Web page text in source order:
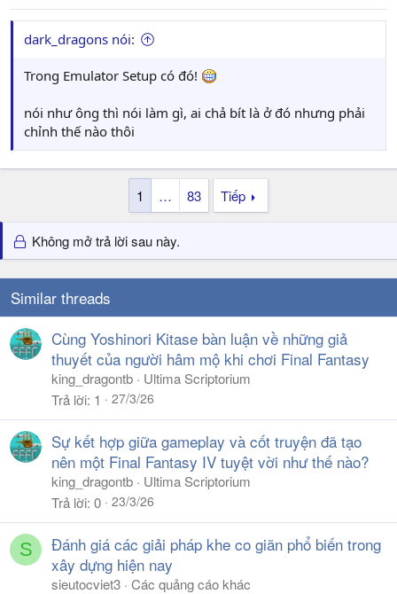
dark_dragons nói:
Trong Emulator Setup có đó!
nói như ông thì nói làm gì, ai chả bít là ở đó nhưng phải
chỉnh thế nào thôi
1 … 83 Tiếp
Không mở trả lời sau này.
Similar threads
Cùng Yoshinori Kitase bàn luận về những giả
thuyết của người hâm mộ khi chơi Final Fantasy
king_dragontb
Ultima Scriptorium
Trả lời 1 27/3/26
Sự kết hợp giữa gameplay và cốt truyện đã tạo
nên một Final Fantasy IV tuyệt vời như thế nào?
king_dragontb
Ultima Scriptorium
Trả lời 0 23/3/26
S
Đánh giá các giải pháp khe co giãn phổ biến trong
xây dựng hiện nay
sieutocviet3 Các quảng cáo khác